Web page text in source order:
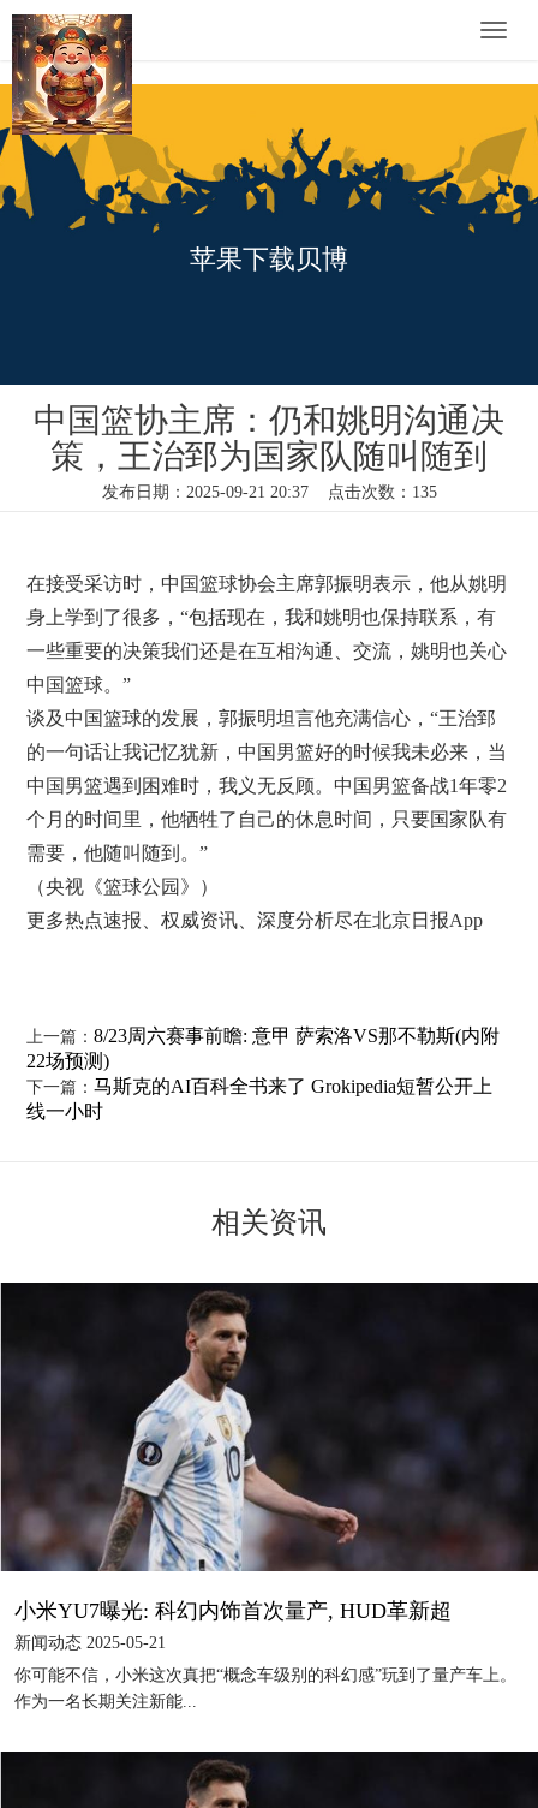
Toggle
苹果下载贝博
中国篮协主席：仍和姚明沟通决
策，王治郅为国家队随叫随到
发布日期：2025-09-21 20:37 点击次数：135
在接受采访时，中国篮球协会主席郭振明表示，他从姚明
身上学到了很多，“包括现在，我和姚明也保持联系，有
一些重要的决策我们还是在互相沟通、交流，姚明也关心
中国篮球。”
谈及中国篮球的发展，郭振明坦言他充满信心，“王治郅
的一句话让我记忆犹新，中国男篮好的时候我未必来，当
中国男篮遇到困难时，我义无反顾。中国男篮备战1年零2
个月的时间里，他牺牲了自己的休息时间，只要国家队有
需要，他随叫随到。”
（央视《篮球公园》）
更多热点速报、权威资讯、深度分析尽在北京日报App
上一篇：8/23周六赛事前瞻: 意甲 萨索洛VS那不勒斯(内附
22场预测)
下一篇：马斯克的AI百科全书来了 Grokipedia短暂公开上
线一小时
相关资讯
小米YU7曝光: 科幻内饰首次量产, HUD革新超
新闻动态 2025-05-21
你可能不信，小米这次真把“概念车级别的科幻感”玩到了量产车上。
作为一名长期关注新能...